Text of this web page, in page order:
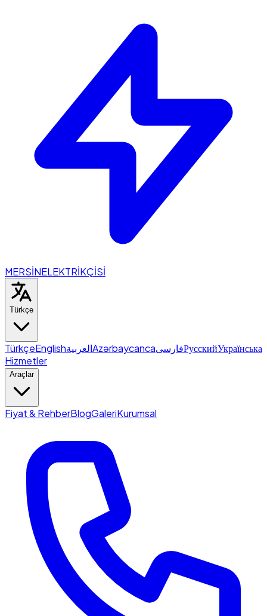
MERSİNELEKTRİKÇİSİ
Türkçe
TürkçeEnglishالعربيةAzərbaycancaفارسیРусскийУкраїнська
Hizmetler
Araçlar
Fiyat & RehberBlogGaleriKurumsal